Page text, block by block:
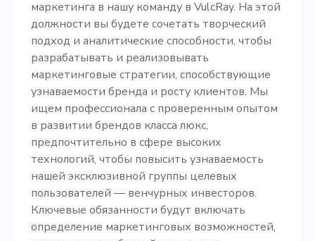
профессионала с
проверенным опытом в
развитии брендов класса
люкс, предпочтительно в
сфере высоких технологий,
чтобы повысить
узнаваемость нашей
эксклюзивной группы
целевых пользователей —
маркетинга в нашу команду в VulcRay. На этой
должности вы будете сочетать творческий
подход и аналитические способности, чтобы
разрабатывать и реализовывать
маркетинговые стратегии, способствующие
узнаваемости бренда и росту клиентов. Мы
ищем профессионала с проверенным опытом
в развитии брендов класса люкс,
предпочтительно в сфере высоких
технологий, чтобы повысить узнаваемость
нашей эксклюзивной группы целевых
пользователей — венчурных инвесторов.
Ключевые обязанности будут включать
определение маркетинговых возможностей,